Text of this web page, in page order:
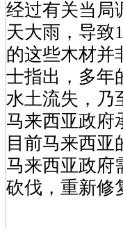
经过有关当局
天大雨，导致
的这些木材并
士指出，多年
水土流失，乃
马来西亚政府
目前马来西亚
马来西亚政府
砍伐，重新修